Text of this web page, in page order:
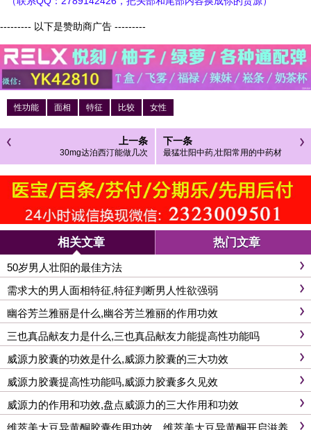
--------- 以下是赞助商广告 ---------
性功能 面相 特征 比较 女性
上一条
30mg达泊西汀能做几次
下一条
最猛壮阳中药,壮阳常用的中药材
相关文章 热门文章
50岁男人壮阳的最佳方法
需求大的男人面相特征,特征判断男人性欲强弱
幽谷芳兰雅丽是什么,幽谷芳兰雅丽的作用功效
三也真品献友力是什么,三也真品献友力能提高性功能吗
威源力胶囊的功效是什么,威源力胶囊的三大功效
威源力胶囊提高性功能吗,威源力胶囊多久见效
威源力的作用和功效,盘点威源力的三大作用和功效